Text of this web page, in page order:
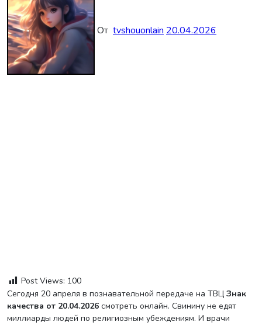
От tvshouonlain 20.04.2026
Post Views: 100
Сегодня 20 апреля в познавательной передаче на ТВЦ Знак
качества от 20.04.2026 смотреть онлайн. Свинину не едят
миллиарды людей по религиозным убеждениям. И врачи